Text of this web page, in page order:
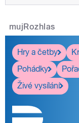
mujRozhlas
Hry a četby
Pohádky
Živé vysílání